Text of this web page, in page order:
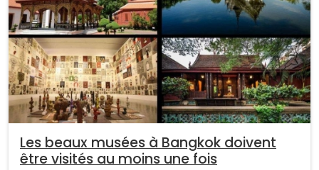
Les beaux musées à Bangkok doivent
être visités au moins une fois